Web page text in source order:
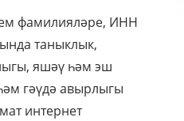
фамилияләре, ИНН
таныклык,
яшәү һәм эш
гәүдә авырлыгы
интернет